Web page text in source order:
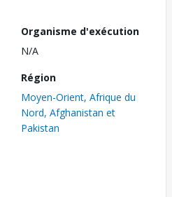
Organisme d'exécution
N/A
Région
Moyen-Orient, Afrique du
Nord, Afghanistan et
Pakistan